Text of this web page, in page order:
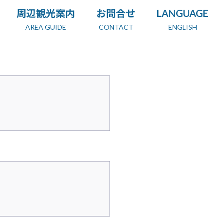
周辺観光案内
AREA GUIDE
お問合せ
CONTACT
LANGUAGE
ENGLISH